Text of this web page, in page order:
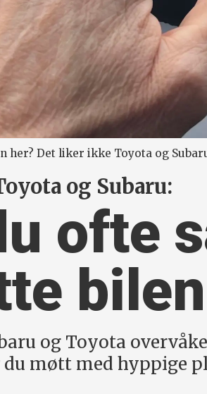
her? Det liker ikke Toyota og
og Subaru:
ofte
og Toyota
møtt med hyppige